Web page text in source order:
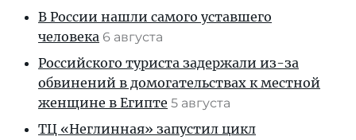
В России нашли самого уставшего
человека 6 августа
Российского туриста задержали из-за
обвинений в домогательствах к местной
женщине в Египте 5 августа
ТЦ «Неглинная» запустил цикл